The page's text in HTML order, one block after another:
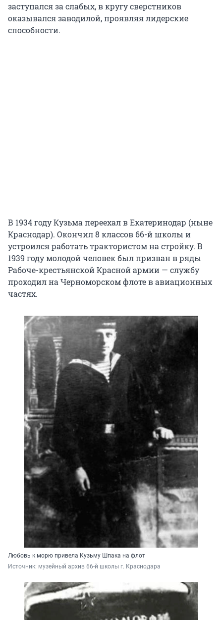
заступался за слабых, в кругу сверстников
оказывался заводилой, проявляя лидерские
способности.
В 1934 году Кузьма переехал в Екатеринодар (ныне
Краснодар). Окончил 8 классов 66-й школы и
устроился работать трактористом на стройку. В
1939 году молодой человек был призван в ряды
Рабоче-крестьянской Красной армии — службу
проходил на Черноморском флоте в авиационных
частях.
Любовь к морю привела Кузьму Шпака на флот
Источник: музейный архив 66-й школы г. Краснодара